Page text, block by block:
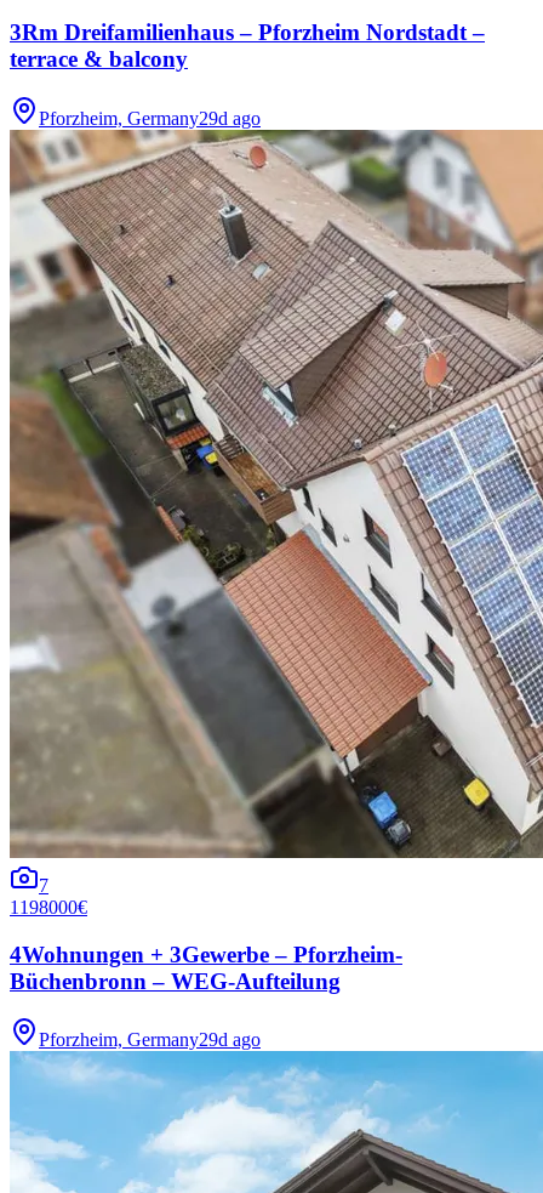
3Rm Dreifamilienhaus – Pforzheim Nordstadt –
terrace & balcony
Pforzheim, Germany29d ago
7
1198000€
4Wohnungen + 3Gewerbe – Pforzheim-
Büchenbronn – WEG-Aufteilung
Pforzheim, Germany29d ago